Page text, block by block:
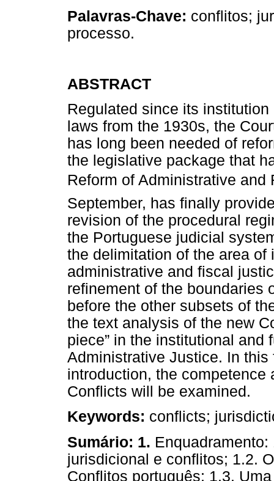
Palavras-Chave: conflitos;
processo.
ABSTRACT
Regulated since its
laws from the 1930s, the
has long been needed of
the legislative package that
Reform of Administrative
September, has finally
revision of the procedural
the Portuguese judicial
the delimitation of the area
administrative and fiscal
refinement of the boundaries
before the other subsets of
the text analysis of the new
piece” in the institutional and
Administrative Justice. In
introduction, the competence
Conflicts will be examined.
Keywords: conflicts;
Sumário: 1.
jurisdicional e conflitos; 1.2.
Conflitos português; 1.3.